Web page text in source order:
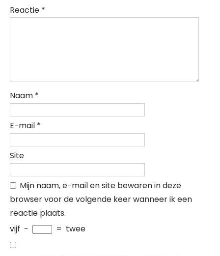
Reactie *
Naam *
E-mail *
Site
Mijn naam, e-mail en site bewaren in deze
browser voor de volgende keer wanneer ik een
reactie plaats.
vijf − = twee